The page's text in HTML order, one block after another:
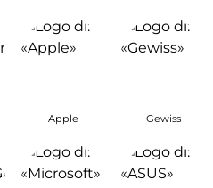
Apple Gewiss